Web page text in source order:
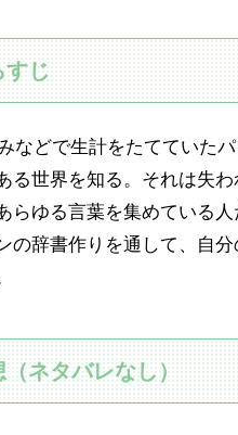
すじ
などで生計をたてていた
る世界を知る。それは失
らゆる言葉を集めている
の辞書作りを通して、自
ネタバレなし）